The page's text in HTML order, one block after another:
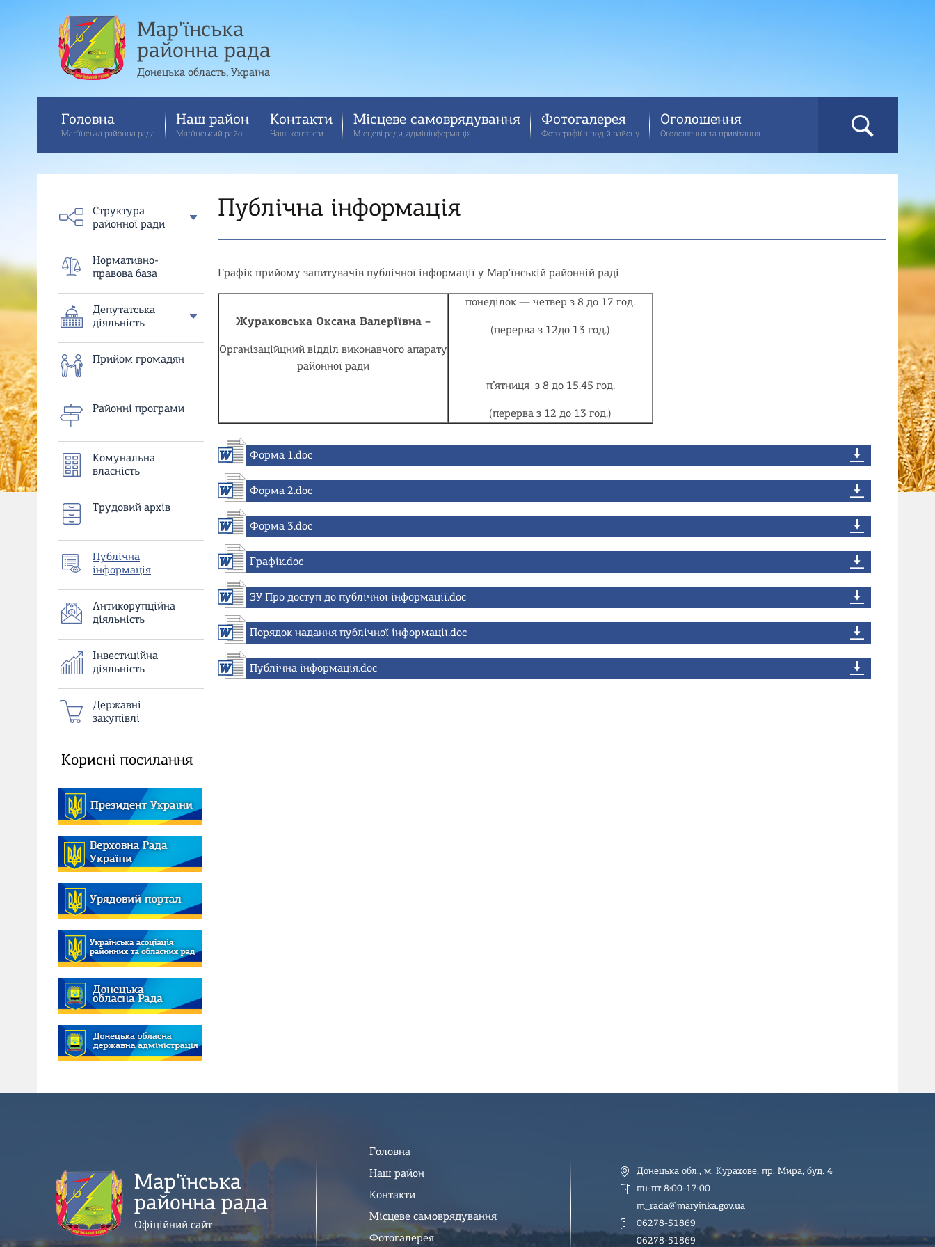
Мар'їнська
районна рада
Донецька область, Україна
Головна
Мар'їнська районна рада
Наш район
Мар'їнський район
Контакти
Наші контакти
Місцеве самоврядування
Місцеві ради, адмінінформація
Фотогалерея
Фотографії з подій району
Оголошення
Оголошення та привiтання
Структура
районної ради
Нормативно-
правова база
Депутатська
діяльність
Прийом громадян
Районнi програми
Комунальна
власнiсть
Трудовий архiв
Публiчна
iнформацiя
Антикорупцiйна
дiяльнiсть
Iнвестиційна
дiяльнiсть
Державні
закупівлі
Корисні посилання
Публiчна iнформацiя
Графік прийому запитувачів публічної інформації у Мар'їнській районній раді
Жураковська Оксана Валеріївна –
Організаційцний відділ виконавчого апарату
районної ради
понеділок — четвер з 8 до 17 год.
(перерва з 12до 13 год.)
п’ятниця з 8 до 15.45 год.
(перерва з 12 до 13 год.)
Форма 1.doc
Форма 2.doc
Форма 3.doc
Графік.doc
ЗУ Про доступ до публічної інформації.doc
Порядок надання публічної інформації.doc
Публічна інформація.doc
Мар'їнська
районна рада
Офіційний сайт
Головна
Наш район
Контакти
Місцеве самоврядування
Фотогалерея
Донецька обл., м. Курахове, пр. Мира, буд. 4
пн-пт 8:00-17:00
m_rada@maryinka.gov.ua
06278-51869
06278-51869